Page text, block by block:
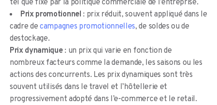
tel que fixé par la politique commerciale de l’entreprise.
Prix promotionnel : prix réduit, souvent appliqué dans le
cadre decampagnes promotionnelles, de soldes ou de
destockage.
Prix dynamique: un prix qui varie en fonction de
nombreux facteurs comme la demande, les saisons ou les
actions des concurrents. Les prix dynamiques sont très
souvent utilisés dans le travel et l’hôtellerie et
progressivement adopté dans l’e-commerce et le retail.